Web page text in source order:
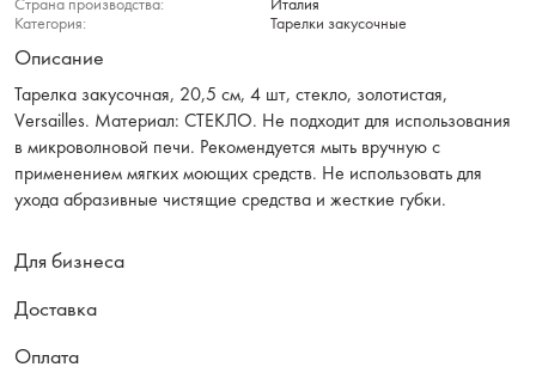
Страна производства:
Италия
Категория:
Тарелки закусочные
Описание
Тарелка закусочная, 20,5 см, 4 шт, стекло, золотистая,
Versailles. Материал: СТЕКЛО. Не подходит для использования
в микроволновой печи. Рекомендуется мыть вручную с
применением мягких моющих средств. Не использовать для
ухода абразивные чистящие средства и жесткие губки.
Для бизнеса
Доставка
Оплата